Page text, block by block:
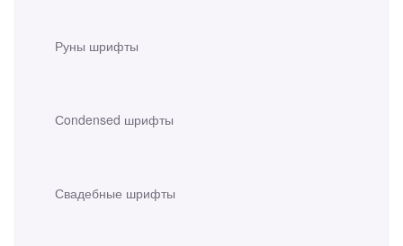
Руны шрифты
Сondensed шрифты
Свадебные шрифты